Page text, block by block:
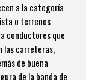
a la categoría
o terrenos
conductores que
las carreteras,
de buena
de la banda de